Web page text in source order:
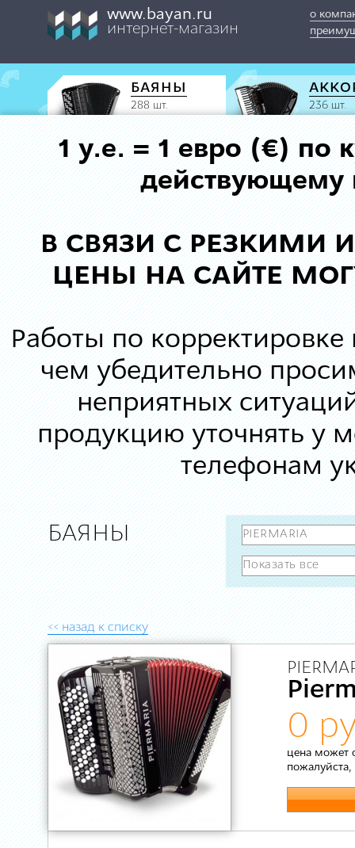
www.bayan.ru
интернет-магазин
о
БАЯНЫ
288 шт. 236 шт.
1 у.е. = 1 евро (€) по
действующему
В СВЯЗИ С РЕЗКИМИ
ЦЕНЫ НА САЙТЕ
Работы по корректировке
чем убедительно
неприятных
продукцию уточнять у
телефонам
БАЯНЫ
<< назад к списку
0
цена может
пожалуйста,